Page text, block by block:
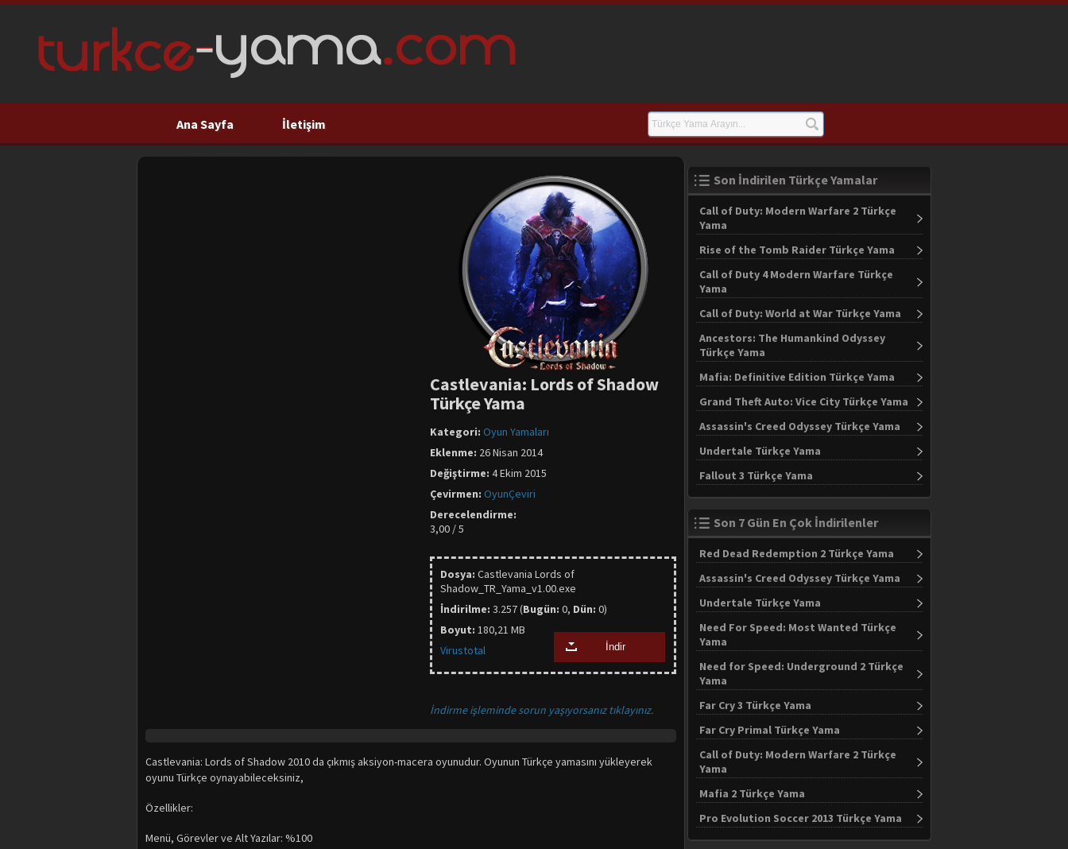
Ana Sayfa İletişim
Castlevania: Lords of Shadow
Türkçe Yama
Kategori: Oyun Yamaları
Eklenme: 26 Nisan 2014
Değiştirme: 4 Ekim 2015
Çevirmen: OyunÇeviri
Derecelendirme:
3,00 / 5
Dosya: Castlevania Lords of
Shadow_TR_Yama_v1.00.exe
İndirilme: 3.257 (Bugün: 0, Dün: 0)
Boyut: 180,21 MB
Virustotal
İndir
İndirme işleminde sorun yaşıyorsanız tıklayınız.
Castlevania: Lords of Shadow 2010 da çıkmış aksiyon-macera oyunudur. Oyunun Türkçe yamasını yükleyerek
oyunu Türkçe oynayabileceksiniz,
Özellikler:
Menü, Görevler ve Alt Yazılar: %100
Son İndirilen Türkçe Yamalar
Call of Duty: Modern Warfare 2 Türkçe
Yama
Rise of the Tomb Raider Türkçe Yama
Call of Duty 4 Modern Warfare Türkçe
Yama
Call of Duty: World at War Türkçe Yama
Ancestors: The Humankind Odyssey
Türkçe Yama
Mafia: Definitive Edition Türkçe Yama
Grand Theft Auto: Vice City Türkçe Yama
Assassin's Creed Odyssey Türkçe Yama
Undertale Türkçe Yama
Fallout 3 Türkçe Yama
Son 7 Gün En Çok İndirilenler
Red Dead Redemption 2 Türkçe Yama
Assassin's Creed Odyssey Türkçe Yama
Undertale Türkçe Yama
Need For Speed: Most Wanted Türkçe
Yama
Need for Speed: Underground 2 Türkçe
Yama
Far Cry 3 Türkçe Yama
Far Cry Primal Türkçe Yama
Call of Duty: Modern Warfare 2 Türkçe
Yama
Mafia 2 Türkçe Yama
Pro Evolution Soccer 2013 Türkçe Yama